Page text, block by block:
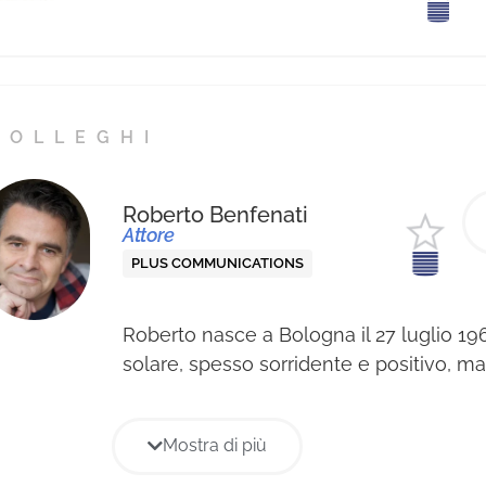
Roberto Benfenati
Attore
PLUS COMMUNICATIONS
Roberto nasce a Bologna il 27 luglio
solare, spesso sorridente e positivo,
forme, che oggi gli consentono di
Mostra di più